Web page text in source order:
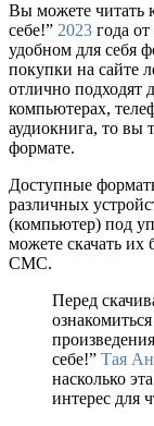
Вы можете читать
себе!” 2023 года от
удобном для себя
покупки на сайте
отлично подходят
компьютерах,
аудиокнига, то вы
формате.
Доступные
различных
(компьютер) под
можете скачать их
СМС.
Перед
себе!” Тая Ан
насколько
интерес для